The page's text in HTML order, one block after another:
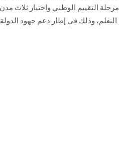
التقييم الوطني واختيار ثلاث
وذلك في إطار دعم جهود الدولة